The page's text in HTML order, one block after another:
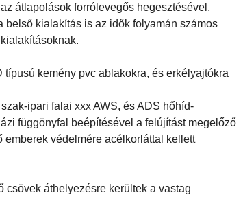
átlapolások forrólevegős hegesztésével,
belső kialakítás is az idők folyamán számos
kemény pvc ablakokra, és erkélyajtókra
ipari falai xxx AWS, és ADS hőhíd-
függönyfal beépítésével a felújítást megelőző
védelmére acélkorláttal kellett
csövek áthelyezésre kerültek a vastag